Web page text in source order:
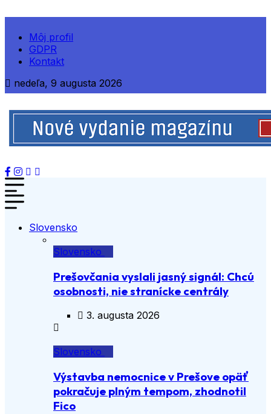
Môj profil
GDPR
Kontakt
nedeľa, 9 augusta 2026
Slovensko
Slovensko
Prešovčania vyslali jasný signál: Chcú
osobnosti, nie stranícke centrály
3. augusta 2026
Slovensko
Výstavba nemocnice v Prešove opäť
pokračuje plným tempom, zhodnotil
Fico